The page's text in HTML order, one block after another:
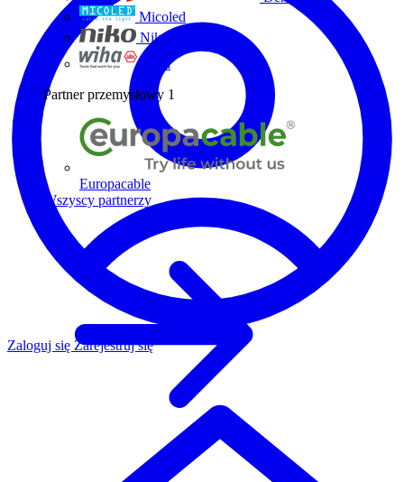
Micoled
Niko
Wiha
Partner przemysłowy 1
Europacable
Wszyscy partnerzy
Zaloguj się Zarejestruj się